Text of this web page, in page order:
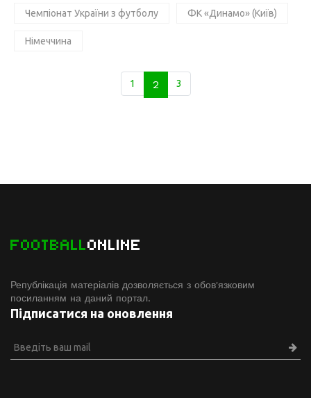
Чемпіонат України з футболу ФК «Динамо» (Київ)
Німеччина
1 2 3
FOOTBALLONLINE
Републікація матеріалів дозволяється з обов'язковим
посиланням на даний портал.
Підписатися на оновлення